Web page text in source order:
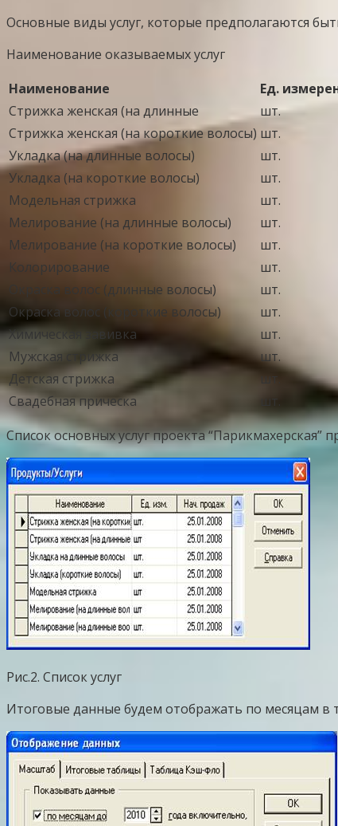
Основные виды услуг, которые предполагаются
Наименование оказываемых услуг
Наименование
Ед.
Стрижка женская (на длинные
шт.
Стрижка женская (на короткие волосы) шт.
Укладка (на длинные волосы)
шт.
Укладка (на короткие волосы)
шт.
Модельная стрижка
шт.
Мелирование (на длинные волосы)
шт.
Мелирование (на короткие волосы)
шт.
Колорирование
шт.
Окраска волос (длинные волосы)
шт.
Окраска волос (короткие волосы)
шт.
Химическая завивка
шт.
Мужская стрижка
шт.
Детская стрижка
шт.
Свадебная прическа
шт.
Список основных услуг проекта “Парикмахерская”
Рис.2. Список услуг
Итоговые данные будем отображать по месяцам в